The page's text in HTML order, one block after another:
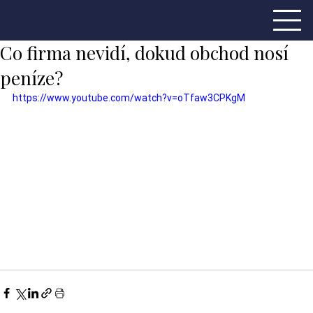
Co firma nevidí, dokud obchod nosí
peníze?
https://www.youtube.com/watch?v=oTfaw3CPKgM